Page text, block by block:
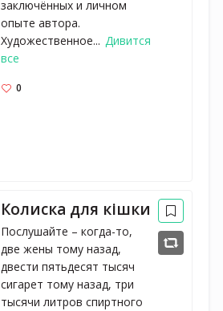
заключённых и личном
опыте автора.
Художественное... Дивится
все
0
Колиска для кішки
Послушайте – когда-то,
две жены тому назад,
двести пятьдесят тысяч
сигарет тому назад, три
тысячи литров спиртного